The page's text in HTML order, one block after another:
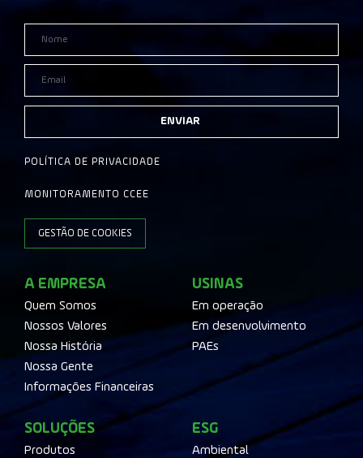
ENVIAR
POLÍTICA DE PRIVACIDADE
MONITORAMENTO CCEE
GESTÃO DE COOKIES
A EMPRESA
Quem Somos
Nossos Valores
Nossa História
Nossa Gente
Informações Financeiras
USINAS
Em operação
Em desenvolvimento
PAEs
SOLUÇÕES
Produtos
ESG
Ambiental